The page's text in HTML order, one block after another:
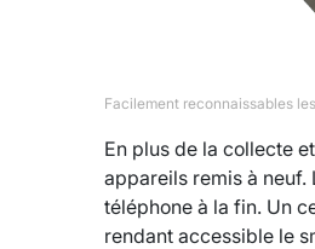
Facilement reconnaissables
En plus de la collecte
appareils remis à neuf.
téléphone à la fin. Un
rendant accessible le